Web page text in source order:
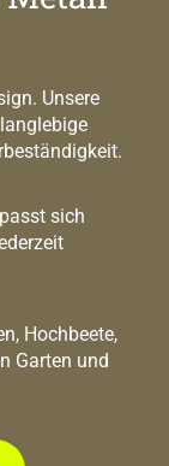
Unsere
sich
Hochbeete,
Garten und